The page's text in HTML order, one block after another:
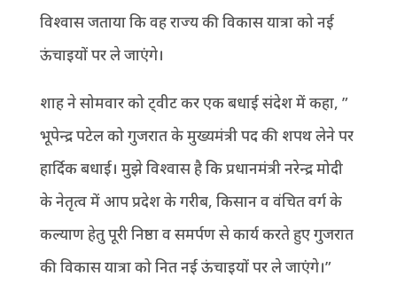
विश्वास जताया कि वह राज्य की विकास यात्रा को नई
ऊंचाइयों पर ले जाएंगे।
शाह ने सोमवार को ट्वीट कर एक बधाई संदेश में कहा, ”
भूपेन्द्र पटेल को गुजरात के मुख्यमंत्री पद की शपथ लेने पर
हार्दिक बधाई। मुझे विश्वास है कि प्रधानमंत्री नरेन्द्र मोदी
के नेतृत्व में आप प्रदेश के गरीब, किसान व वंचित वर्ग के
कल्याण हेतु पूरी निष्ठा व समर्पण से कार्य करते हुए गुजरात
की विकास यात्रा को नित नई ऊंचाइयों पर ले जाएंगे।”